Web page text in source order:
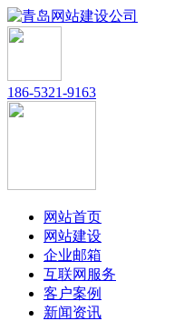
186-5321-9163
网站首页
网站建设
企业邮箱
互联网服务
客户案例
新闻资讯